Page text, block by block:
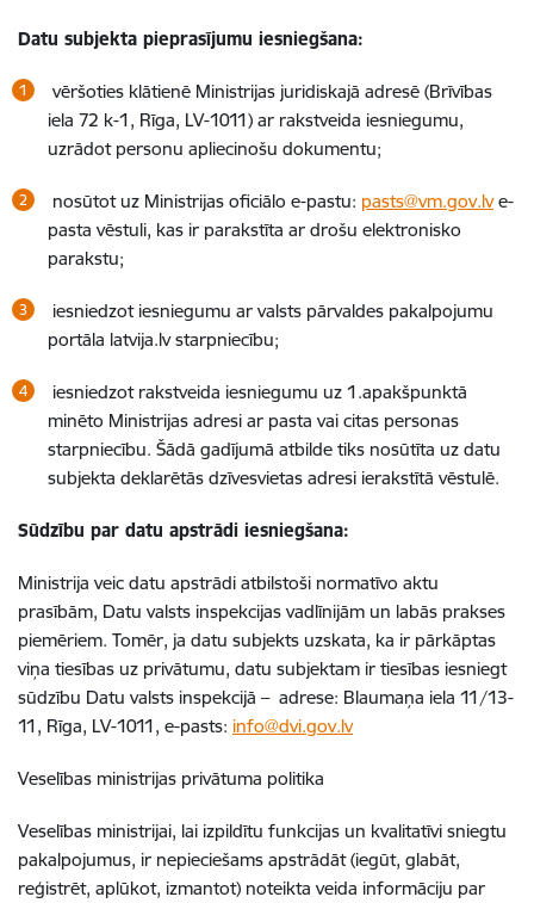
Datu subjekta pieprasījumu iesniegšana:
vēršoties klātienē Ministrijas juridiskajā adresē (Brīvības
iela 72 k-1, Rīga, LV-1011) ar rakstveida iesniegumu,
uzrādot personu apliecinošu dokumentu;
nosūtot uz Ministrijas oficiālo e-pastu: pasts@vm.gov.lve-
pasta vēstuli, kas ir parakstīta ar drošu elektronisko
parakstu;
iesniedzot iesniegumu ar valsts pārvaldes pakalpojumu
portāla latvija.lv starpniecību;
iesniedzot rakstveida iesniegumu uz 1.apakšpunktā
minēto Ministrijas adresi ar pasta vai citas personas
starpniecību. Šādā gadījumā atbilde tiks nosūtīta uz datu
subjekta deklarētās dzīvesvietas adresi ierakstītā vēstulē.
Sūdzību par datu apstrādi iesniegšana:
Ministrija veic datu apstrādi atbilstoši normatīvo aktu
prasībām, Datu valsts inspekcijas vadlīnijām un labās prakses
piemēriem. Tomēr, ja datu subjekts uzskata, ka ir pārkāptas
viņa tiesības uz privātumu, datu subjektam ir tiesības iesniegt
sūdzību Datu valsts inspekcijā – adrese: Blaumaņa iela 11/13-
11, Rīga, LV-1011, e-pasts: info@dvi.gov.lv
Veselības ministrijas privātuma politika
Veselības ministrijai, lai izpildītu funkcijas un kvalitatīvi sniegtu
pakalpojumus, ir nepieciešams apstrādāt (iegūt, glabāt,
reģistrēt, aplūkot, izmantot) noteikta veida informāciju par